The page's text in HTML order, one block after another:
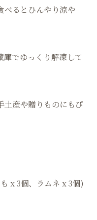
べるとひんやり涼や
庫でゆっくり解凍して
土産や贈りものにもぴ
x 3個、ラムネ x 3個)